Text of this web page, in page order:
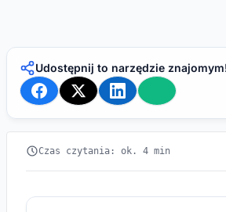
Udostępnij to narzędzie
Czas czytania: ok. 4 min